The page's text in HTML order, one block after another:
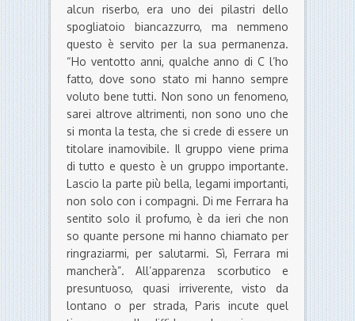
alcun riserbo, era uno dei pilastri dello
spogliatoio biancazzurro, ma nemmeno
questo è servito per la sua permanenza.
“Ho ventotto anni, qualche anno di C l’ho
fatto, dove sono stato mi hanno sempre
voluto bene tutti. Non sono un fenomeno,
sarei altrove altrimenti, non sono uno che
si monta la testa, che si crede di essere un
titolare inamovibile. Il gruppo viene prima
di tutto e questo è un gruppo importante.
Lascio la parte più bella, legami importanti,
non solo con i compagni. Di me Ferrara ha
sentito solo il profumo, è da ieri che non
so quante persone mi hanno chiamato per
ringraziarmi, per salutarmi. Sì, Ferrara mi
mancherà”. All’apparenza scorbutico e
presuntuoso, quasi irriverente, visto da
lontano o per strada, Paris incute quel